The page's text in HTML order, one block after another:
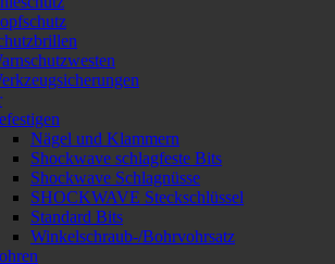
Nägel und Klammern
Shockwave schlagfeste Bits
Shockwave Schlagnüsse
SHOCKWAVE Steckschlüssel
Standard Bits
Winkelschraub-/Bohrvohrsatz